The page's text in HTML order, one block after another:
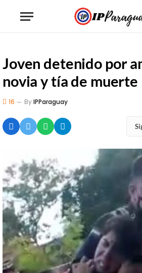
Joven detenido por
novia y tía de muerte
16 ByIPParaguay